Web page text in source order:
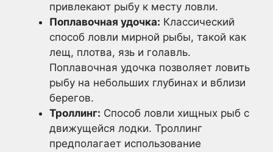
привлекают рыбу к месту ловли.
Поплавочная удочка: Классический
способ ловли мирной рыбы, такой как
лещ, плотва, язь и голавль.
Поплавочная удочка позволяет ловить
рыбу на небольших глубинах и вблизи
берегов.
Троллинг: Способ ловли хищных рыб с
движущейся лодки. Троллинг
предполагает использование